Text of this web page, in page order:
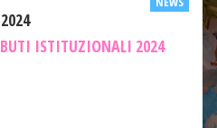
ISTITUZIONALI 2024